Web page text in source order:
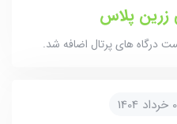
زرین پلاس
درگاه های پرتال اضافه شد.